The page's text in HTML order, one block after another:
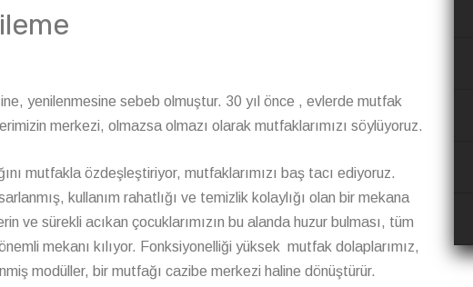
yenilenmesine sebeb olmuştur. 30 yıl önce , evlerde mutfak
merkezi, olmazsa olmazı olarak mutfaklarımızı söylüyoruz.
mutfakla özdeşleştiriyor, mutfaklarımızı baş tacı ediyoruz.
kullanım rahatlığı ve temizlik kolaylığı olan bir mekana
ve sürekli acıkan çocuklarımızın bu alanda huzur bulması, tüm
mekanı kılıyor. Fonksiyonelliği yüksek mutfak dolaplarımız,
modüller, bir mutfağı cazibe merkezi haline dönüştürür.